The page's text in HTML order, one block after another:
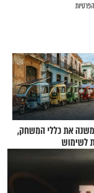
את כללי המשחק,
לשימוש
סולאריים